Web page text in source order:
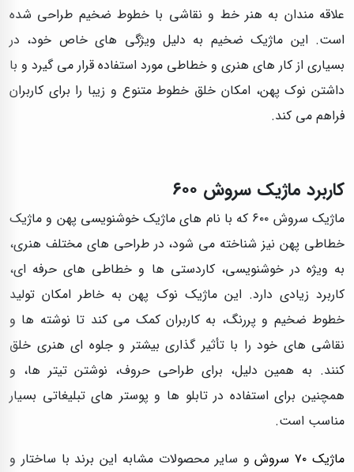
علاقه‌ مندان به هنر خط و نقاشی با خطوط ضخیم طراحی شده
است. این ماژیک ضخیم به دلیل ویژگی‌ های خاص خود، در
بسیاری از کار های هنری و خطاطی مورد استفاده قرار می‌ گیرد و با
داشتن نوک پهن، امکان خلق خطوط متنوع و زیبا را برای کاربران
فراهم می‌ کند.
کاربرد ماژیک سروش ۶۰۰
ماژیک سروش ۶۰۰ که با نام‌ های ماژیک خوشنویسی پهن و ماژیک
خطاطی پهن نیز شناخته می‌ شود، در طراحی‌ های مختلف هنری،
به ویژه در خوشنویسی، کاردستی‌ ها و خطاطی‌ های حرفه‌ ای،
کاربرد زیادی دارد. این ماژیک نوک پهن به خاطر امکان تولید
خطوط ضخیم و پررنگ، به کاربران کمک می‌ کند تا نوشته‌ ها و
نقاشی‌ های خود را با تأثیر گذاری بیشتر و جلوه‌ ای هنری خلق
کنند. به همین دلیل، برای طراحی حروف، نوشتن تیتر ها، و
همچنین برای استفاده در تابلو ها و پوستر های تبلیغاتی بسیار
مناسب است.
ماژیک ۷۰ سروش
و سایر محصولات مشابه این برند با ساختار و